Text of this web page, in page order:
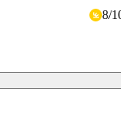
8/